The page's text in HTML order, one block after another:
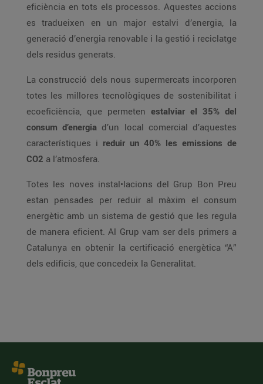
eficiència en tots els processos. Aquestes accions
es tradueixen en un major estalvi d’energia, la
generació d’energia renovable i la gestió i reciclatge
dels residus generats.
La construcció dels nous supermercats incorporen
totes les millores tecnològiques de sostenibilitat i
ecoeficiència, que permeten estalviar el 35% del
consum d’energia d’un local comercial d’aquestes
característiques i reduir un 40% les emissions de
CO2 a l’atmosfera.
Totes les noves instal•lacions del Grup Bon Preu
estan pensades per reduir al màxim el consum
energètic amb un sistema de gestió que les regula
de manera eficient. Al Grup vam ser dels primers a
Catalunya en obtenir la certificació energètica “A”
dels edificis, que concedeix la Generalitat.